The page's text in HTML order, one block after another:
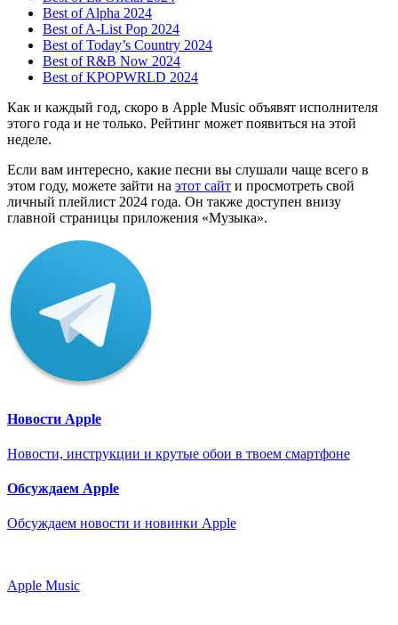
Best of Alpha 2024
Best of A-List Pop 2024
Best of Today’s Country 2024
Best of R&B Now 2024
Best of KPOPWRLD 2024
Как и каждый год, скоро в Apple Music объявят исполнителя
этого года и не только. Рейтинг может появиться на этой
неделе.
Если вам интересно, какие песни вы слушали чаще всего в
этом году, можете зайти на этот сайт и просмотреть свой
личный плейлист 2024 года. Он также доступен внизу
главной страницы приложения «Музыка».
Новости Apple
Новости, инструкции и крутые обои в твоем смартфоне
Обсуждаем Apple
Обсуждаем новости и новинки Apple
Apple Music